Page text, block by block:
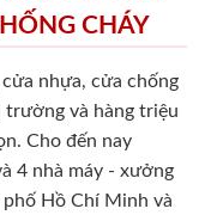
CHÁY
cửa nhựa, cửa chống
và hàng triệu
Cho đến nay
4 nhà máy - xưởng
Hồ Chí Minh và